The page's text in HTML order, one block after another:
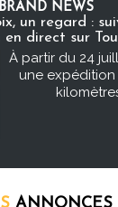
BRAND NEWS
un regard :
en direct sur
À partir du 24
une